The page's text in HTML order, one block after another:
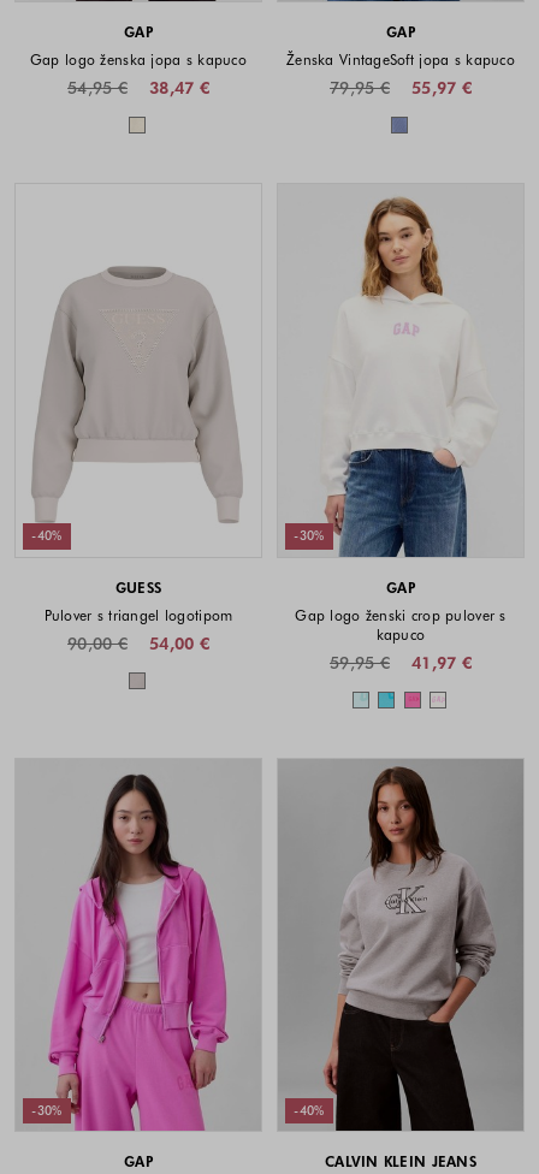
GAP
Gap logo ženska jopa s kapuco
38,47 €
54,95 €
Barve na voljo
GAP
Ženska VintageSoft jopa s kapuco
55,97 €
79,95 €
Barve na voljo
-40%
GUESS
Pulover s triangel logotipom
54,00 €
90,00 €
Barve na voljo
-30%
GAP
Gap logo ženski crop pulover s
kapuco
41,97 €
59,95 €
Barve na voljo
-30%
GAP
-40%
CALVIN KLEIN JEANS